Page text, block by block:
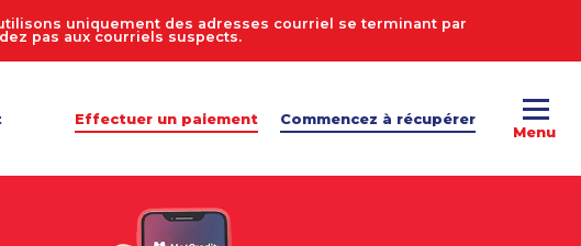
uniquement des adresses courriel se terminant par
pas aux courriels suspects.
Effectuer un paiement Commencez à récupérer